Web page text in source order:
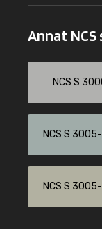
Annat NCS
NCS S
NCS S
NCS S